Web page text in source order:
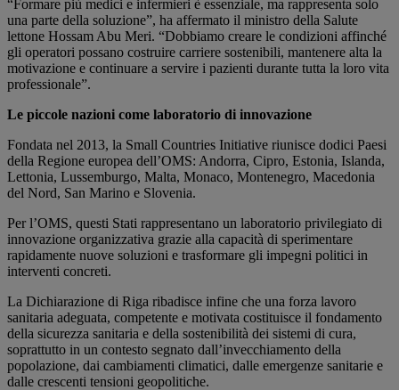
“Formare più medici e infermieri è essenziale, ma rappresenta solo
una parte della soluzione”, ha affermato il ministro della Salute
lettone Hossam Abu Meri. “Dobbiamo creare le condizioni affinché
gli operatori possano costruire carriere sostenibili, mantenere alta la
motivazione e continuare a servire i pazienti durante tutta la loro vita
professionale”.
Le piccole nazioni come laboratorio di innovazione
Fondata nel 2013, la Small Countries Initiative riunisce dodici Paesi
della Regione europea dell’OMS: Andorra, Cipro, Estonia, Islanda,
Lettonia, Lussemburgo, Malta, Monaco, Montenegro, Macedonia
del Nord, San Marino e Slovenia.
Per l’OMS, questi Stati rappresentano un laboratorio privilegiato di
innovazione organizzativa grazie alla capacità di sperimentare
rapidamente nuove soluzioni e trasformare gli impegni politici in
interventi concreti.
La Dichiarazione di Riga ribadisce infine che una forza lavoro
sanitaria adeguata, competente e motivata costituisce il fondamento
della sicurezza sanitaria e della sostenibilità dei sistemi di cura,
soprattutto in un contesto segnato dall’invecchiamento della
popolazione, dai cambiamenti climatici, dalle emergenze sanitarie e
dalle crescenti tensioni geopolitiche.